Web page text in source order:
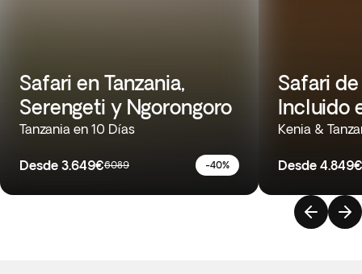
Safari en Tanzania,
Serengeti y Ngorongoro
Tanzania en 10 Días
Desde 3.649€6089 -40%
Safari
Incluido
Kenia &
Desde 4.849€